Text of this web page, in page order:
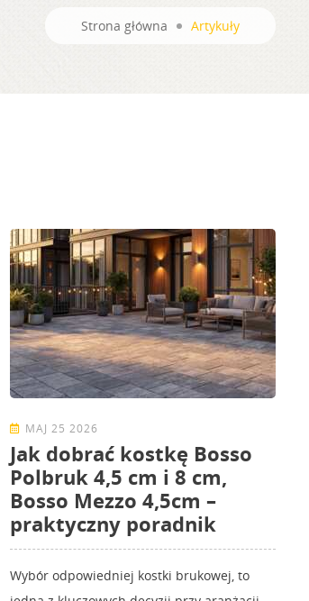
Strona główna Artykuły
MAJ 25 2026
Jak dobrać kostkę Bosso
Polbruk 4,5 cm i 8 cm,
Bosso Mezzo 4,5cm –
praktyczny poradnik
Wybór odpowiedniej kostki brukowej, to